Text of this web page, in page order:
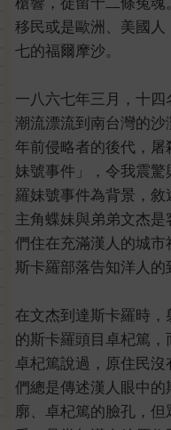
移民或是歐洲、美國
七的福爾摩沙。
一八六七年三月，十
潮流漂流到南台灣的
年前侵略者的後代，
妹號事件」，令我震
羅妹號事件為背景，敘
主角蝶妹與弟弟文杰
們住在充滿漢人的城
斯卡羅部落告知洋人的
在文杰到達斯卡羅時
的斯卡羅頭目卓杞篤，
卓杞篤說過，原住民
們總是傳述漢人眼中
廓、卓杞篤的臉孔，